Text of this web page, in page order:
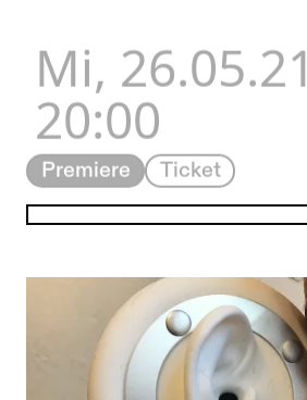
Mi, 26.05.21
20:00
Premiere Ticket